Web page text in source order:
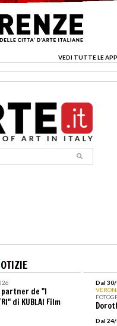
VEDI TUTTE LE APP
>
OTIZIE
partner de "I
di KUBLAI Film
Dal
Dal